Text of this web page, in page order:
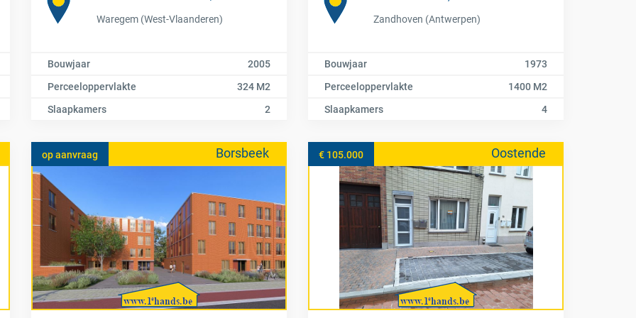
Waregem (West-Vlaanderen)
Bouwjaar
2005
Perceeloppervlakte
324 M2
Slaapkamers
2
Zandhoven (Antwerpen)
Bouwjaar
1973
Perceeloppervlakte
1400 M2
Slaapkamers
4
op aanvraag Borsbeek € 105.000 Oostende